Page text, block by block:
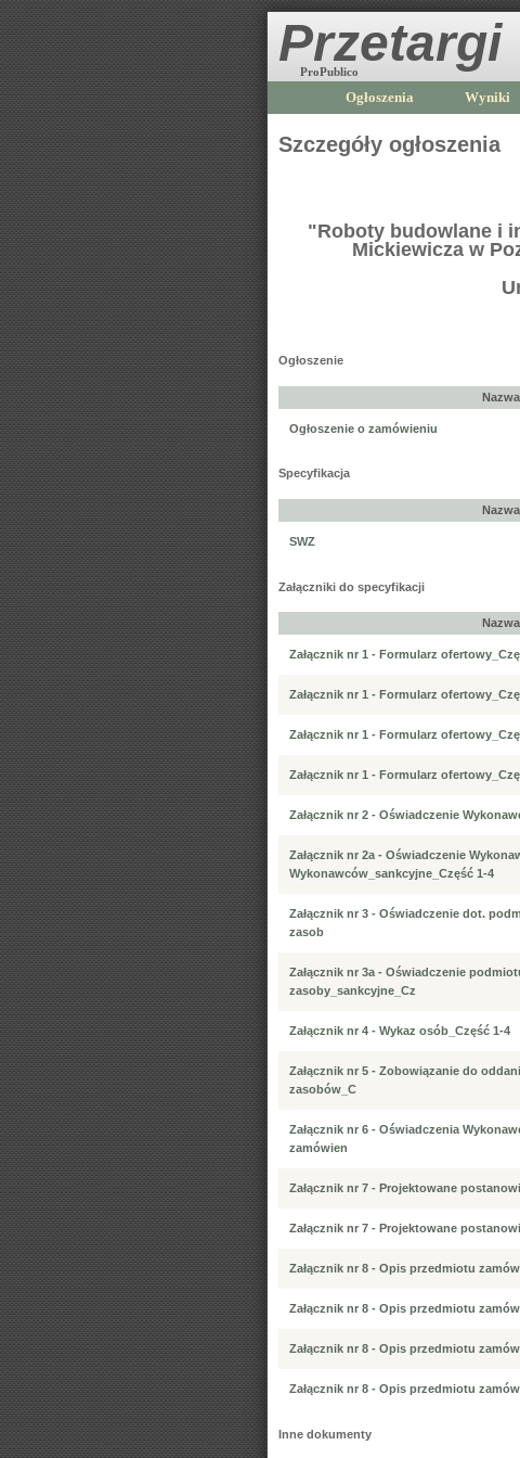
Przetargi
ProPublico
Ogłoszenia Wyniki
Szczegóły ogłoszenia
"Roboty budowlane i
Mickiewicza w
Ogłoszenie
Nazwa
Ogłoszenie o zamówieniu
Specyfikacja
Nazwa
SWZ
Załączniki do specyfikacji
Nazwa
Załącznik nr 1 - Formularz
Załącznik nr 1 - Formularz
Załącznik nr 1 - Formularz
Załącznik nr 1 - Formularz
Załącznik nr 2 - Oświadczenie
Załącznik nr 2a - Oświadczenie
Wykonawców_sankcyjne_Część 1-4
Załącznik nr 3 - Oświadczenie dot.
zasob
Załącznik nr 3a - Oświadczenie
zasoby_sankcyjne_Cz
Załącznik nr 4 - Wykaz osób_Część 1-4
Załącznik nr 5 - Zobowiązanie do
zasobów_C
Załącznik nr 6 - Oświadczenia
zamówien
Załącznik nr 7 - Projektowane
Załącznik nr 7 - Projektowane
Załącznik nr 8 - Opis przedmiotu
Załącznik nr 8 - Opis przedmiotu
Załącznik nr 8 - Opis przedmiotu
Załącznik nr 8 - Opis przedmiotu
Inne dokumenty